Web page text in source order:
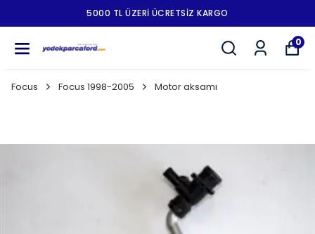
5000 TL ÜZERI ÜCRETSIZ KARGO
0
Focus Focus 1998-2005 Motor aksamı